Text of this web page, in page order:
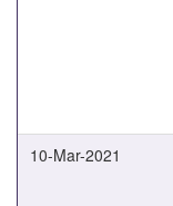
10-Mar-2021